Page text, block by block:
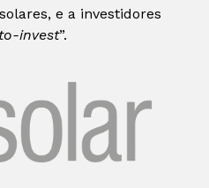
e a investidores
invest”.